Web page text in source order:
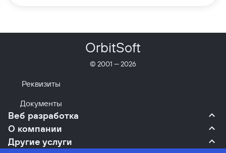
OrbitSoft
© 2001 —2026
Реквизиты
Документы
Веб разработка
О компании
Другие услуги